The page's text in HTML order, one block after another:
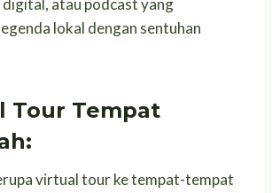
lokal dengan sentuhan
Tour Tempat
virtual tour ke tempat-tempat